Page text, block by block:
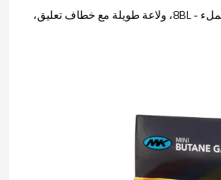
ولاعة شواء قابلة لإعادة الملء - 8BL، ولاعة طويلة مع خطاف تعليق،